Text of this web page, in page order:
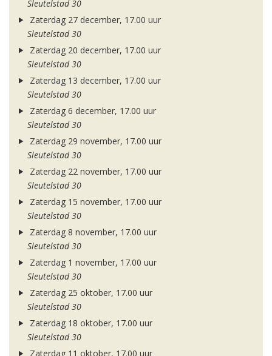
Sleutelstad 30
Zaterdag 27 december, 17.00 uur
Sleutelstad 30
Zaterdag 20 december, 17.00 uur
Sleutelstad 30
Zaterdag 13 december, 17.00 uur
Sleutelstad 30
Zaterdag 6 december, 17.00 uur
Sleutelstad 30
Zaterdag 29 november, 17.00 uur
Sleutelstad 30
Zaterdag 22 november, 17.00 uur
Sleutelstad 30
Zaterdag 15 november, 17.00 uur
Sleutelstad 30
Zaterdag 8 november, 17.00 uur
Sleutelstad 30
Zaterdag 1 november, 17.00 uur
Sleutelstad 30
Zaterdag 25 oktober, 17.00 uur
Sleutelstad 30
Zaterdag 18 oktober, 17.00 uur
Sleutelstad 30
Zaterdag 11 oktober, 17.00 uur